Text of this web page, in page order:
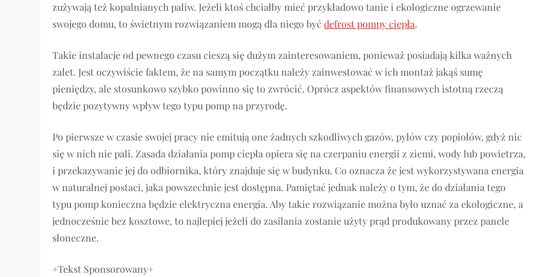
zużywają też kopalnianych paliw. Jeżeli ktoś chciałby mieć przykładowo tanie i ekologiczne ogrzewanie
swojego domu, to świetnym rozwiązaniem mogą dla niego byćdefrost pompy ciepła.
Takie instalacje od pewnego czasu cieszą się dużym zainteresowaniem, ponieważ posiadają kilka ważnych
zalet. Jest oczywiście faktem, że na samym początku należy zainwestować w ich montaż jakąś sumę
pieniędzy, ale stosunkowo szybko powinno się to zwrócić. Oprócz aspektów finansowych istotną rzeczą
będzie pozytywny wpływ tego typu pomp na przyrodę.
Po pierwsze w czasie swojej pracy nie emitują one żadnych szkodliwych gazów, pyłów czy popiołów, gdyż nic
się w nich nie pali. Zasada działania pomp ciepła opiera się na czerpaniu energii z ziemi, wody lub powietrza,
i przekazywanie jej do odbiornika, który znajduje się w budynku. Co oznacza że jest wykorzystywana energia
w naturalnej postaci, jaka powszechnie jest dostępna. Pamiętać jednak należy o tym, że do działania tego
typu pomp konieczna będzie elektryczna energia. Aby takie rozwiązanie można było uznać za ekologiczne, a
jednocześnie bez kosztowe, to najlepiej jeżeli do zasilania zostanie użyty prąd produkowany przez panele
słoneczne.
+Tekst Sponsorowany+